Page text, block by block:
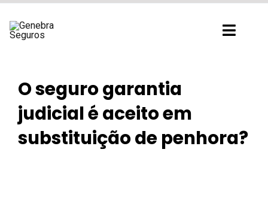
para
O seguro garantia
judicial é aceito em
substituição de penhora?